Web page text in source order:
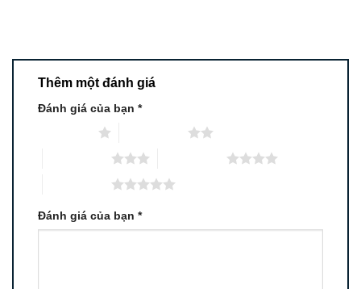
Thêm một đánh giá
Đánh giá của bạn *
Đánh giá của bạn *